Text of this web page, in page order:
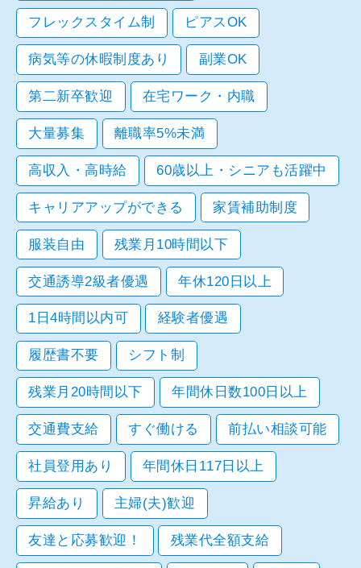
フレックスタイム制 ピアスOK
病気等の休暇制度あり 副業OK
第二新卒歓迎 在宅ワーク・内職
大量募集 離職率5%未満
高収入・高時給 60歳以上・シニアも活躍中
キャリアアップができる 家賃補助制度
服装自由 残業月10時間以下
交通誘導2級者優遇 年休120日以上
1日4時間以内可 経験者優遇
履歴書不要 シフト制
残業月20時間以下 年間休日数100日以上
交通費支給 すぐ働ける 前払い相談可能
社員登用あり 年間休日117日以上
昇給あり 主婦(夫)歓迎
友達と応募歓迎！ 残業代全額支給